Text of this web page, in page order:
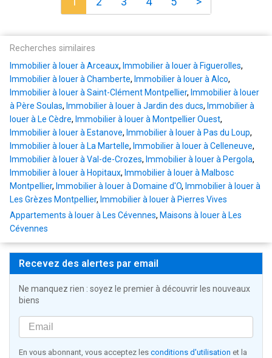
Recherches similaires
Immobilier à louer à Arceaux, Immobilier à louer à Figuerolles,
Immobilier à louer à Chamberte, Immobilier à louer à Alco,
Immobilier à louer à Saint-Clément Montpellier, Immobilier à louer
à Père Soulas, Immobilier à louer à Jardin des ducs, Immobilier à
louer à Le Cèdre, Immobilier à louer à Montpellier Ouest,
Immobilier à louer à Estanove, Immobilier à louer à Pas du Loup,
Immobilier à louer à La Martelle, Immobilier à louer à Celleneuve,
Immobilier à louer à Val-de-Crozes, Immobilier à louer à Pergola,
Immobilier à louer à Hopitaux, Immobilier à louer à Malbosc
Montpellier, Immobilier à louer à Domaine d'O, Immobilier à louer à
Les Grèzes Montpellier, Immobilier à louer à Pierres Vives
Appartements à louer à Les Cévennes, Maisons à louer à Les
Cévennes
Recevez des alertes par email
Ne manquez rien : soyez le premier à découvrir les nouveaux
biens
En vous abonnant, vous acceptez les conditions d'utilisation et la